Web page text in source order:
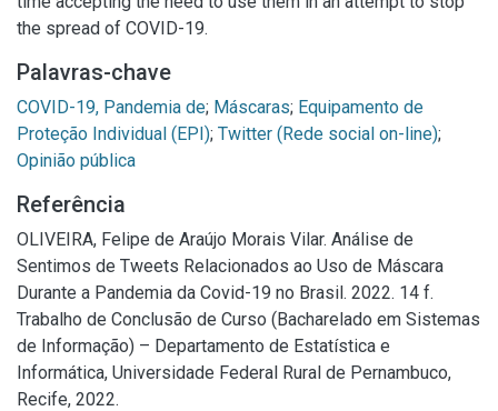
the spread of COVID-19.
Palavras-chave
COVID-19, Pandemia de; Máscaras; Equipamento de
Proteção Individual (EPI); Twitter (Rede social on-line);
Opinião pública
Referência
OLIVEIRA, Felipe de Araújo Morais Vilar. Análise de
Sentimos de Tweets Relacionados ao Uso de Máscara
Durante a Pandemia da Covid-19 no Brasil. 2022. 14 f.
Trabalho de Conclusão de Curso (Bacharelado em Sistemas
de Informação) – Departamento de Estatística e
Informática, Universidade Federal Rural de Pernambuco,
Recife, 2022.